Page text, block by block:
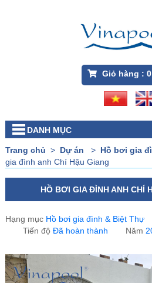
Giỏ hàng : 0
DANH MỤC
Trang chủ > Dự án > Hồ bơi gia
gia đình anh Chí Hậu Giang
HỒ BƠI GIA ĐÌNH ANH CHÍ
Hạng mục Hồ bơi gia đình & Biệt Thự
Tiến độ Đã hoàn thành Năm